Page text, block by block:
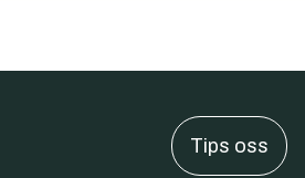
Tips oss